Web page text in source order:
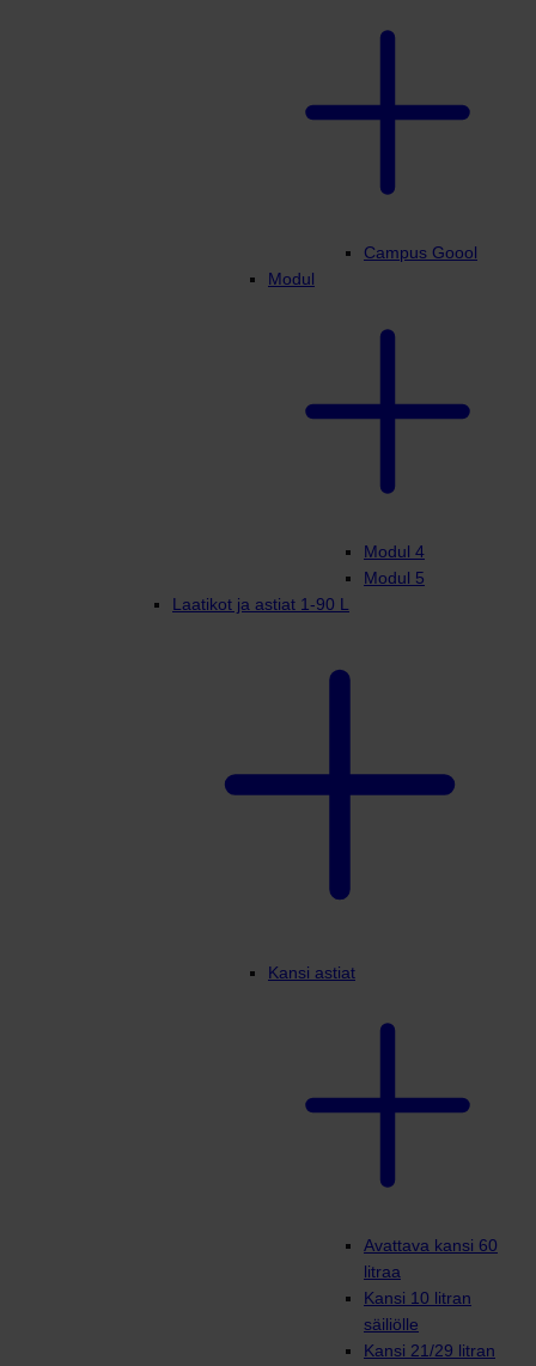
Campus Goool
Modul
Modul 4
Modul 5
Laatikot ja astiat 1-90 L
Kansi astiat
Avattava kansi 60
litraa
Kansi 10 litran
säiliölle
Kansi 21/29 litran